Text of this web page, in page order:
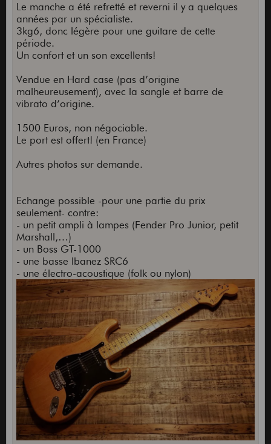
Le manche a été refretté et reverni il y a quelques
années par un spécialiste.
3kg6, donc légère pour une guitare de cette
période.
Un confort et un son excellents!
Vendue en Hard case (pas d’origine
malheureusement), avec la sangle et barre de
vibrato d’origine.
1500 Euros, non négociable.
Le port est offert! (en France)
Autres photos sur demande.
Echange possible -pour une partie du prix
seulement- contre:
- un petit ampli à lampes (Fender Pro Junior, petit
Marshall,…)
- un Boss GT-1000
- une basse Ibanez SRC6
- une électro-acoustique (folk ou nylon)